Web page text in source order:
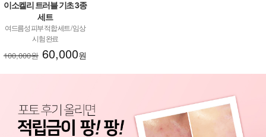
이소켈리 트러블 기초 3종
세트
여드름성 피부 적합 세트 / 임상
시험 완료
100,000원60,000원